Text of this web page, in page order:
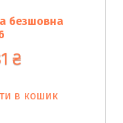
безшовна
₴
в кошик